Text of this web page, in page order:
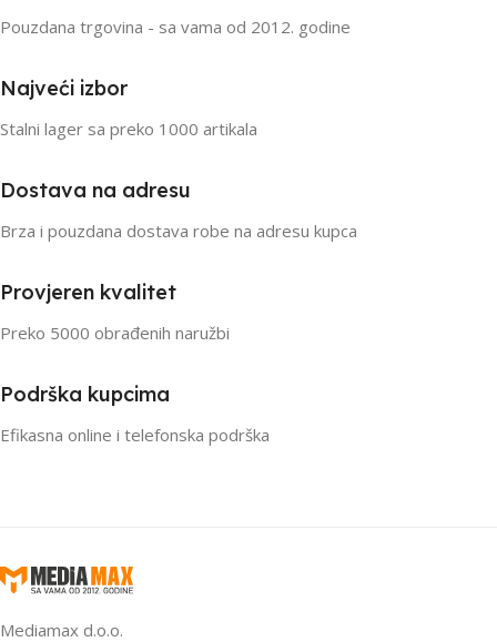
Pouzdana trgovina - sa vama od 2012. godine
Najveći izbor
Stalni lager sa preko 1000 artikala
Dostava na adresu
Brza i pouzdana dostava robe na adresu kupca
Provjeren kvalitet
Preko 5000 obrađenih naružbi
Podrška kupcima
Efikasna online i telefonska podrška
Mediamax d.o.o.